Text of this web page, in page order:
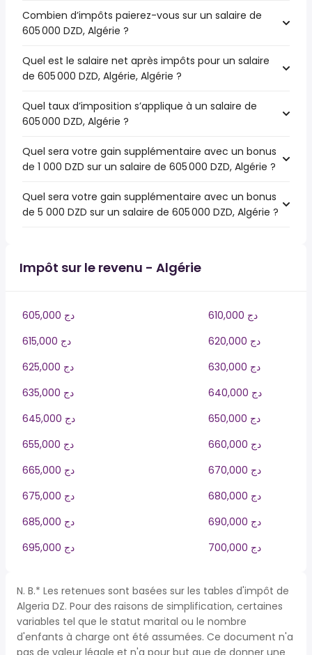
Combien d’impôts paierez-vous sur un salaire de
605 000 DZD, Algérie ?
Quel est le salaire net après impôts pour un salaire
de 605 000 DZD, Algérie, Algérie ?
Quel taux d’imposition s’applique à un salaire de
605 000 DZD, Algérie ?
Quel sera votre gain supplémentaire avec un bonus
de 1 000 DZD sur un salaire de 605 000 DZD, Algérie ?
Quel sera votre gain supplémentaire avec un bonus
de 5 000 DZD sur un salaire de 605 000 DZD, Algérie ?
Impôt sur le revenu - Algérie
605,000 دج
610,000 دج
615,000 دج
620,000 دج
625,000 دج
630,000 دج
635,000 دج
640,000 دج
645,000 دج
650,000 دج
655,000 دج
660,000 دج
665,000 دج
670,000 دج
675,000 دج
680,000 دج
685,000 دج
690,000 دج
695,000 دج
700,000 دج
N. B.* Les retenues sont basées sur les tables d'impôt de
Algeria DZ. Pour des raisons de simplification, certaines
variables tel que le statut marital ou le nombre
d'enfants à charge ont été assumées. Ce document n'a
pas de valeur légale et n'a pour but que de donner une